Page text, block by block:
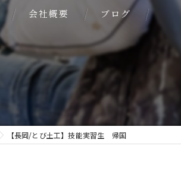
会社概要 ブログ
【長岡/とび土工】技能実習生 帰国